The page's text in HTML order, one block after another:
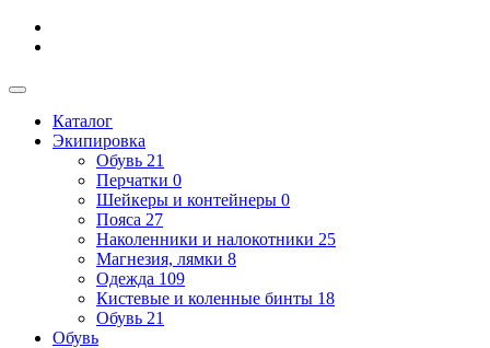
Каталог
Экипировка
Обувь 21
Перчатки 0
Шейкеры и контейнеры 0
Пояса 27
Наколенники и налокотники 25
Магнезия, лямки 8
Одежда 109
Кистевые и коленные бинты 18
Обувь 21
Обувь